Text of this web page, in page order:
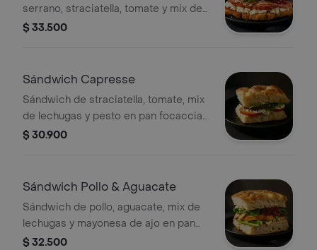
serrano, straciatella, tomate y mix de
lechugas.
$ 33.500
Sándwich Capresse
Sándwich de straciatella, tomate, mix
de lechugas y pesto en pan focaccia
de masa madre.
$ 30.900
Sándwich Pollo & Aguacate
Sándwich de pollo, aguacate, mix de
lechugas y mayonesa de ajo en pan
focaccia de masa madre.
$ 32.500